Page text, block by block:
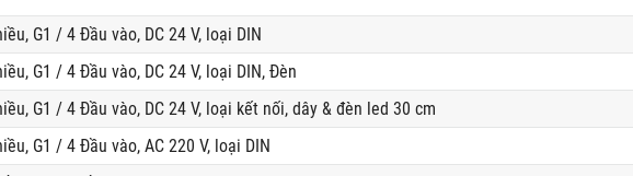
G1 / 4 Đầu vào, DC 24 V, loại DIN
G1 / 4 Đầu vào, DC 24 V, loại DIN, Đèn
G1 / 4 Đầu vào, DC 24 V, loại kết nối, dây & đèn led 30 cm
G1 / 4 Đầu vào, AC 220 V, loại DIN